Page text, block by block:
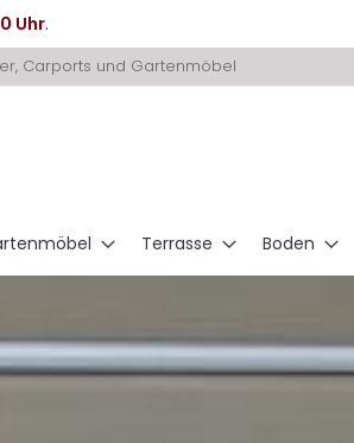
Uhr.
Carports und Gartenmöbel
Terrasse Boden